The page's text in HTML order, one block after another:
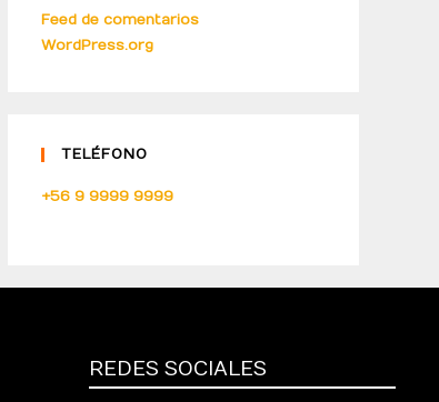
Feed de comentarios
WordPress.org
TELÉFONO
+56 9 9999 9999
REDES SOCIALES